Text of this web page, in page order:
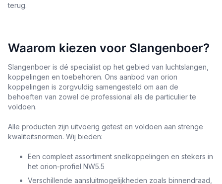
terug.
Waarom kiezen voor Slangenboer?
Slangenboer is dé specialist op het gebied van luchtslangen,
koppelingen en toebehoren. Ons aanbod van orion
koppelingen is zorgvuldig samengesteld om aan de
behoeften van zowel de professional als de particulier te
voldoen.
Alle producten zijn uitvoerig getest en voldoen aan strenge
kwaliteitsnormen. Wij bieden:
Een compleet assortiment snelkoppelingen en stekers in
het orion-profiel NW5.5
Verschillende aansluitmogelijkheden zoals binnendraad,